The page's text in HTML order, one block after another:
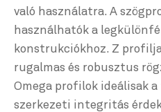
való használatra. A
használhatók a
konstrukciókhoz. Z
rugalmas és robusztus
Omega profilok ideálisak
szerkezeti integritás